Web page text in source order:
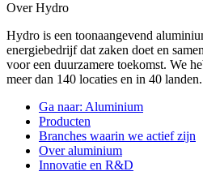
Over Hydro
Hydro is een toonaangevend
energiebedrijf dat zaken doet en
voor een duurzamere toekomst. We
meer dan 140 locaties en in 40 landen.
Ga naar: Aluminium
Producten
Branches waarin we actief zijn
Over aluminium
Innovatie en R&D